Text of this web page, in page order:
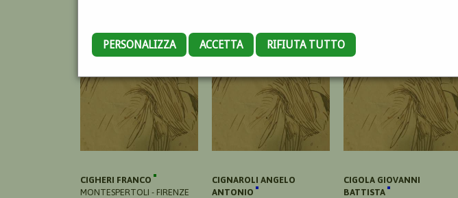
PERSONALIZZA ACCETTA RIFIUTA TUTTO
CIGHERI FRANCO
MONTESPERTOLI - FIRENZE
CIGNAROLI ANGELO
ANTONIO
CIGOLA GIOVANNI
BATTISTA